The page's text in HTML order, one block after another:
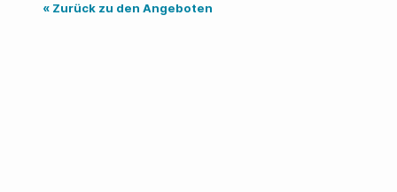
« Zurück zu den Angeboten